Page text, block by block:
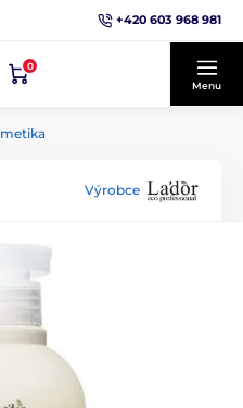
+420 603 968 981
0
Menu
Výrobce